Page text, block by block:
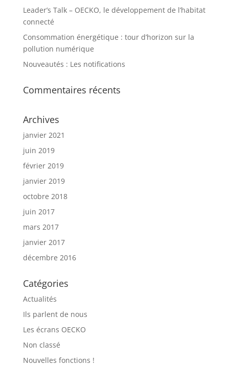
Leader’s Talk – OECKO, le développement de l’habitat
connecté
Consommation énergétique : tour d’horizon sur la
pollution numérique
Nouveautés : Les notifications
Commentaires récents
Archives
janvier 2021
juin 2019
février 2019
janvier 2019
octobre 2018
juin 2017
mars 2017
janvier 2017
décembre 2016
Catégories
Actualités
Ils parlent de nous
Les écrans OECKO
Non classé
Nouvelles fonctions !